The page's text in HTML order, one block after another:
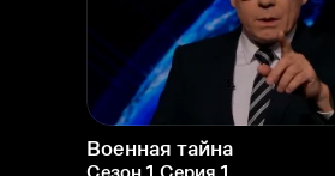
Военная тайна
Сезон 1 Серия 1